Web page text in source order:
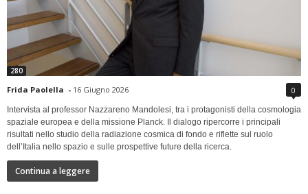
280
Frida Paolella - 16 Giugno 2026 0
Intervista al professor Nazzareno Mandolesi, tra i protagonisti della cosmologia
spaziale europea e della missione Planck. Il dialogo ripercorre i principali
risultati nello studio della radiazione cosmica di fondo e riflette sul ruolo
dell’Italia nello spazio e sulle prospettive future della ricerca.
Continua a leggere